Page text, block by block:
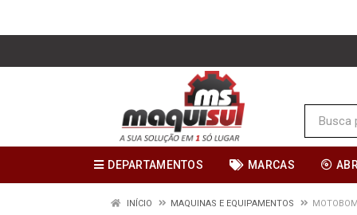
DEPARTAMENTOS MARCAS
INÍCIO MAQUINAS E EQUIPAMENTOS